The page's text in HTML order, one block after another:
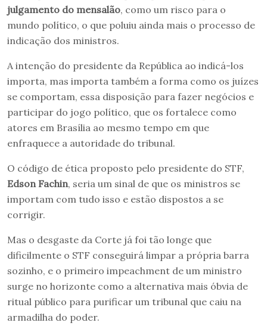
julgamento do mensalão, como um risco para o
mundo político, o que poluiu ainda mais o processo de
indicação dos ministros.
A intenção do presidente da República ao indicá-los
importa, mas importa também a forma como os juízes
se comportam, essa disposição para fazer negócios e
participar do jogo político, que os fortalece como
atores em Brasília ao mesmo tempo em que
enfraquece a autoridade do tribunal.
O código de ética proposto pelo presidente do STF,
Edson Fachin, seria um sinal de que os ministros se
importam com tudo isso e estão dispostos a se
corrigir.
Mas o desgaste da Corte já foi tão longe que
dificilmente o STF conseguirá limpar a própria barra
sozinho, e o primeiro impeachment de um ministro
surge no horizonte como a alternativa mais óbvia de
ritual público para purificar um tribunal que caiu na
armadilha do poder.